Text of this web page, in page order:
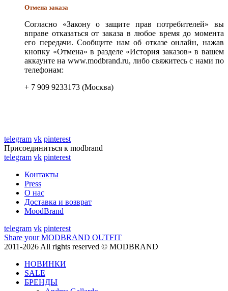
Отмена заказа
Согласно «Закону о защите прав потребителей» вы
вправе отказаться от заказа в любое время до момента
его передачи. Сообщите нам об отказе онлайн, нажав
кнопку «Отмена» в разделе «История заказов» в вашем
аккаунте на www.modbrand.ru, либо свяжитесь с нами по
телефонам:
+ 7 909 9233173 (Москва)
telegram vk pinterest
Присоединиться к modbrand
telegram vk pinterest
Контакты
Press
О нас
Доставка и возврат
MoodBrand
telegram vk pinterest
Share your MODBRAND OUTFIT
2011-2026 All rights reserved © MODBRAND
НОВИНКИ
SALE
БРЕНДЫ